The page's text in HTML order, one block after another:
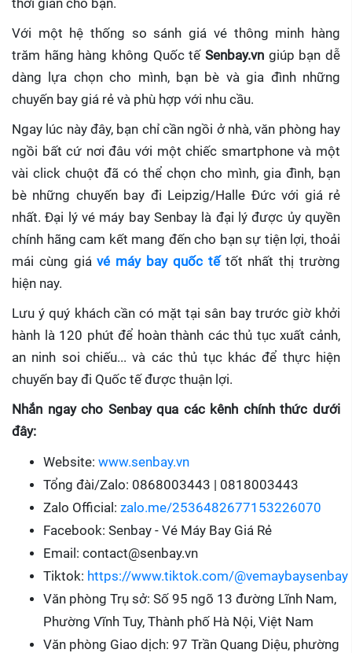
thời gian cho bạn.
Với một hệ thống so sánh giá vé thông minh hàng
trăm hãng hàng không Quốc tế Senbay.vn giúp bạn dễ
dàng lựa chọn cho mình, bạn bè và gia đình những
chuyến bay giá rẻ và phù hợp với nhu cầu.
Ngay lúc này đây, bạn chỉ cần ngồi ở nhà, văn phòng hay
ngồi bất cứ nơi đâu với một chiếc smartphone và một
vài click chuột đã có thể chọn cho mình, gia đình, bạn
bè những chuyến bay đi Leipzig/Halle Đức với giá rẻ
nhất. Đại lý vé máy bay Senbay là đại lý được ủy quyền
chính hãng cam kết mang đến cho bạn sự tiện lợi, thoải
mái cùng giávé máy bay quốc tế tốt nhất thị trường
hiện nay.
Lưu ý quý khách cần có mặt tại sân bay trước giờ khởi
hành là 120 phút để hoàn thành các thủ tục xuất cảnh,
an ninh soi chiếu... và các thủ tục khác để thực hiện
chuyến bay đi Quốc tế được thuận lợi.
Nhắn ngay cho Senbay qua các kênh chính thức dưới
đây:
Website: www.senbay.vn
Tổng đài/Zalo: 0868003443 | 0818003443
Zalo Official: zalo.me/2536482677153226070
Facebook: Senbay - Vé Máy Bay Giá Rẻ
Email: contact@senbay.vn
Tiktok: https://www.tiktok.com/@vemaybaysenbay
Văn phòng Trụ sở: Số 95 ngõ 13 đường Lĩnh Nam,
Phường Vĩnh Tuy, Thành phố Hà Nội, Việt Nam
Văn phòng Giao dịch: 97 Trần Quang Diệu, phường